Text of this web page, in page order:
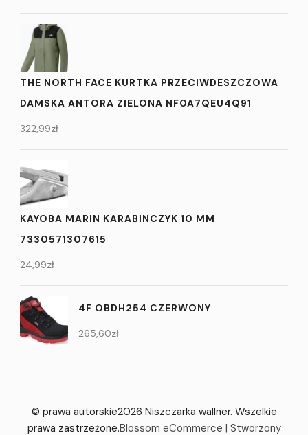
THE NORTH FACE KURTKA PRZECIWDESZCZOWA
DAMSKA ANTORA ZIELONA NF0A7QEU4Q91
322,99zł
KAYOBA MARIN KARABINCZYK 10 MM
7330571307615
24,99zł
4F OBDH254 CZERWONY
265,60zł
© prawa autorskie2026 Niszczarka wallner. Wszelkie
prawa zastrzeżone.Blossom eCommerce | Stworzony